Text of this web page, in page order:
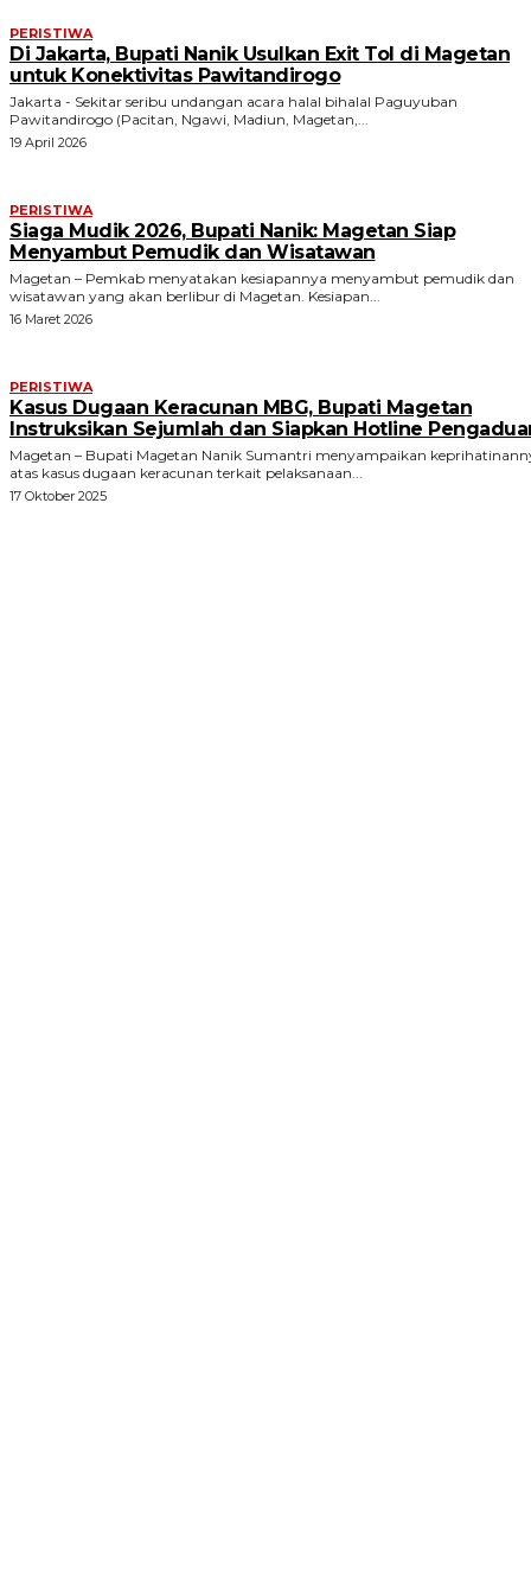
PERISTIWA
Di Jakarta, Bupati Nanik Usulkan Exit Tol di Magetan
untuk Konektivitas Pawitandirogo
Jakarta - Sekitar seribu undangan acara halal bihalal Paguyuban
Pawitandirogo (Pacitan, Ngawi, Madiun, Magetan,...
19 April 2026
PERISTIWA
Siaga Mudik 2026, Bupati Nanik: Magetan Siap
Menyambut Pemudik dan Wisatawan
Magetan – Pemkab menyatakan kesiapannya menyambut pemudik dan
wisatawan yang akan berlibur di Magetan. Kesiapan...
16 Maret 2026
PERISTIWA
Kasus Dugaan Keracunan MBG, Bupati Magetan
Instruksikan Sejumlah dan Siapkan Hotline
Magetan – Bupati Magetan Nanik Sumantri menyampaikan
atas kasus dugaan keracunan terkait pelaksanaan...
17 Oktober 2025